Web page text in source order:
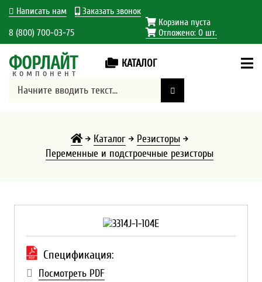
Написать нам Заказать звонок
8 (800) 700-03-75
Корзина пуста
Отложено: 0шт.
ФОРЛАЙТ
компонент
КАТАЛОГ
Каталог
Резисторы
Переменные и подстроечные резисторы
Спецификация:
Посмотреть PDF